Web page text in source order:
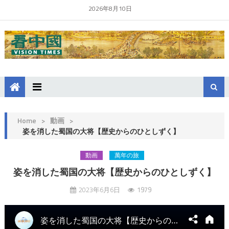
2026年8月10日
Home > 動画 >
姿を消した蜀国の大将【歴史からのひとしずく】
動画 萬年の旅
姿を消した蜀国の大将【歴史からのひとしずく】
2023年6月6日 1979